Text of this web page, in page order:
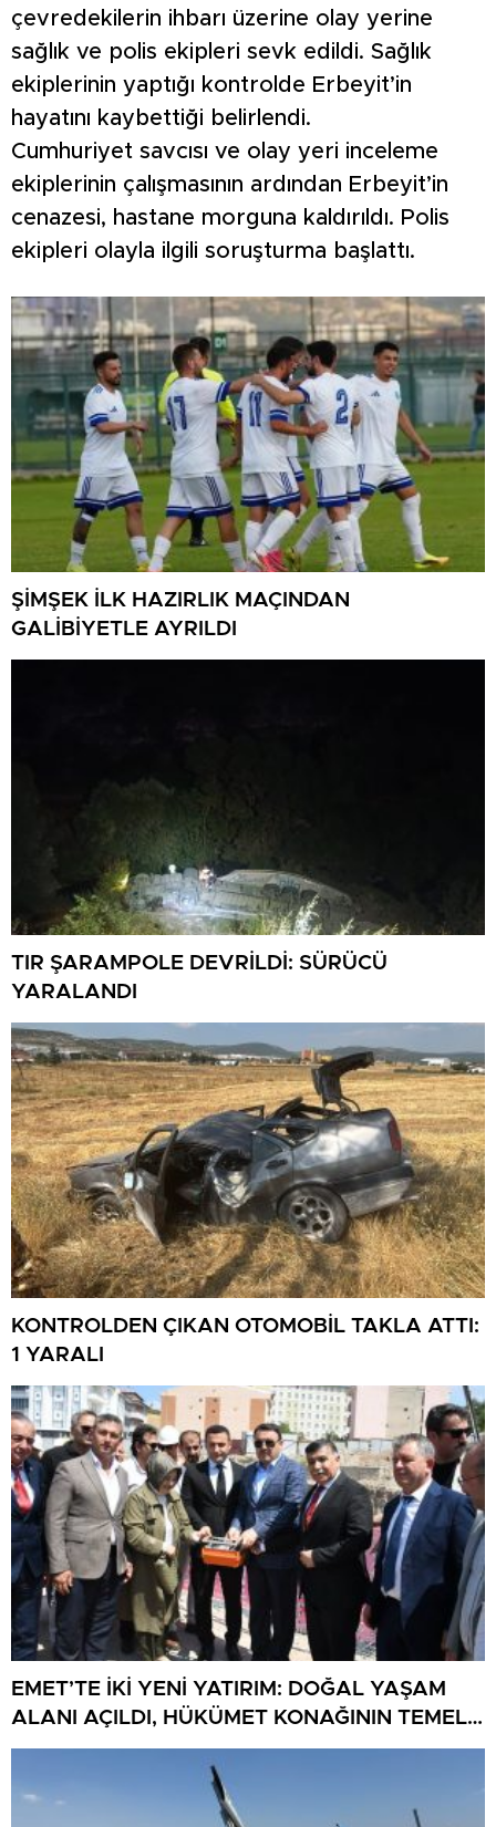
çevredekilerin ihbarı üzerine olay yerine
sağlık ve polis ekipleri sevk edildi. Sağlık
ekiplerinin yaptığı kontrolde Erbeyit’in
hayatını kaybettiği belirlendi.
Cumhuriyet savcısı ve olay yeri inceleme
ekiplerinin çalışmasının ardından Erbeyit’in
cenazesi, hastane morguna kaldırıldı. Polis
ekipleri olayla ilgili soruşturma başlattı.
ŞİMŞEK İLK HAZIRLIK MAÇINDAN
GALİBİYETLE AYRILDI
TIR ŞARAMPOLE DEVRİLDİ: SÜRÜCÜ
YARALANDI
KONTROLDEN ÇIKAN OTOMOBİL TAKLA ATTI:
1 YARALI
EMET’TE İKİ YENİ YATIRIM: DOĞAL YAŞAM
ALANI AÇILDI, HÜKÜMET KONAĞININ TEMELİ
ATILDI